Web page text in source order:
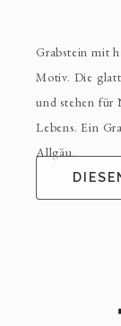
Grabstein mit
Motiv. Die
und stehen für
Lebens. Ein
Allgäu.